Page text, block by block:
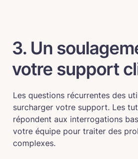
3. Un
votre support
Les questions récurrentes des
surcharger votre support. Les
répondent aux interrogations
votre équipe pour traiter des
complexes.